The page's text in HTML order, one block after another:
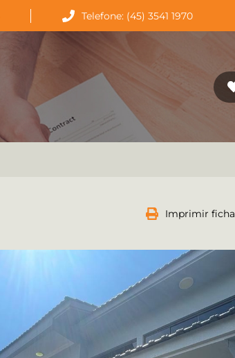
Telefone: (45) 3541 1970
Imprimir ficha